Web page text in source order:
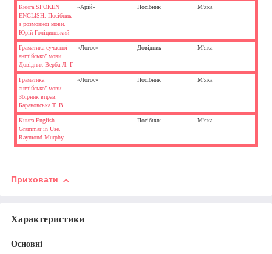
Книга SPOKEN
ENGLISH. Посібник
з розмовної мови.
Юрій Голіцинський
«Арій» Посібник М'яка
Граматика сучасної
англійської мови.
Довідник Верба Л. Г
«Логос» Довідник М'яка
Граматика
англійської мови.
Збірник вправ.
Барановська Т. В.
«Логос» Посібник М'яка
Книга English
Grammar in Use.
Raymond Murphy
— Посібник М'яка
Приховати
Характеристики
Основні